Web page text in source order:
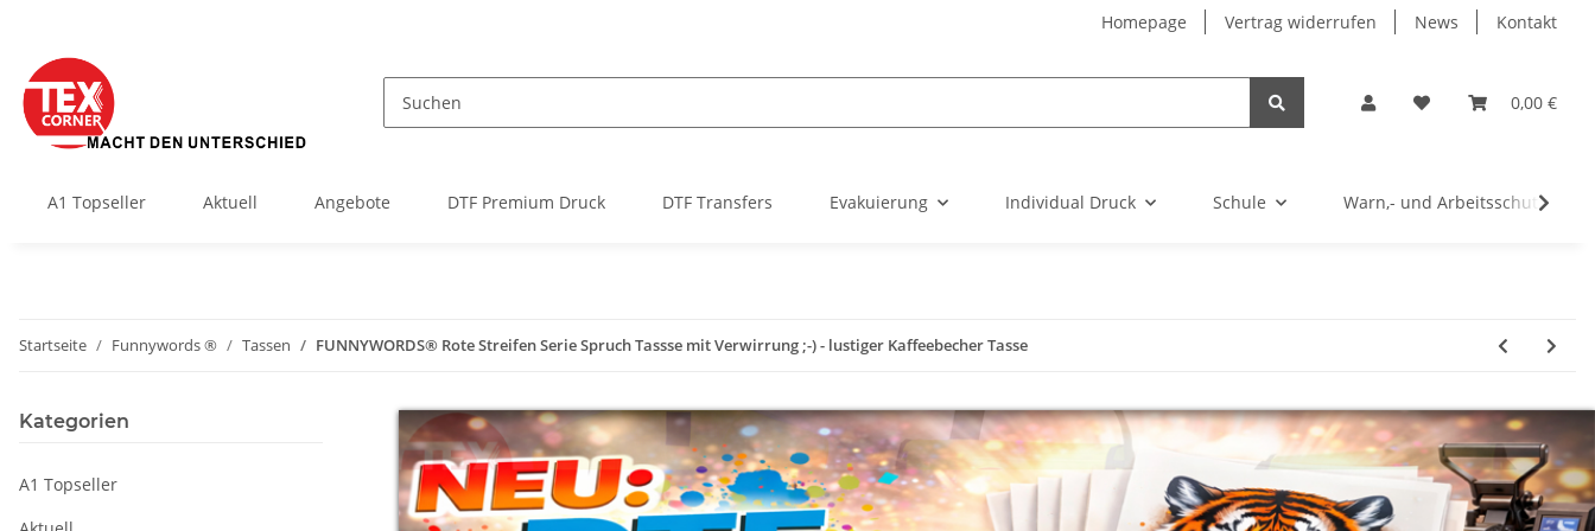
Homepage Vertrag widerrufen News Kontakt
0,00 €
A1 Topseller Aktuell Angebote DTF Premium Druck DTF Transfers Evakuierung Individual Druck Schule Warn,- und Arbeitsschutz
Startseite Funnywords ® Tassen FUNNYWORDS® Rote Streifen Serie Spruch Tassse mit Verwirrung ;-) - lustiger Kaffeebecher Tasse
Kategorien
A1 Topseller